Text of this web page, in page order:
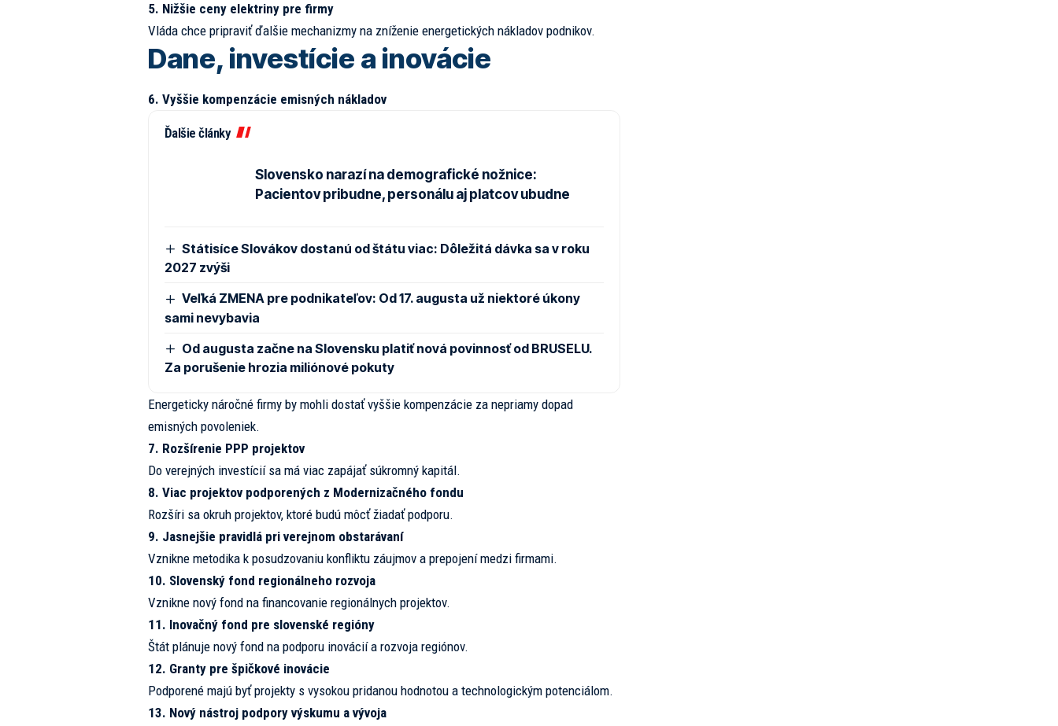
5. Nižšie ceny elektriny pre firmy
Vláda chce pripraviť ďalšie mechanizmy na zníženie energetických nákladov podnikov.
Dane, investície a inovácie
6. Vyššie kompenzácie emisných nákladov
Ďalšie články
Slovensko narazí na demografické nožnice:
Pacientov pribudne, personálu aj platcov ubudne
Státisíce Slovákov dostanú od štátu viac: Dôležitá dávka sa v roku
2027 zvýši
Veľká ZMENA pre podnikateľov: Od 17. augusta už niektoré úkony
sami nevybavia
Od augusta začne na Slovensku platiť nová povinnosť od BRUSELU.
Za porušenie hrozia miliónové pokuty
Energeticky náročné firmy by mohli dostať vyššie kompenzácie za nepriamy dopad
emisných povoleniek.
7. Rozšírenie PPP projektov
Do verejných investícií sa má viac zapájať súkromný kapitál.
8. Viac projektov podporených z Modernizačného fondu
Rozšíri sa okruh projektov, ktoré budú môcť žiadať podporu.
9. Jasnejšie pravidlá pri verejnom obstarávaní
Vznikne metodika k posudzovaniu konfliktu záujmov a prepojení medzi firmami.
10. Slovenský fond regionálneho rozvoja
Vznikne nový fond na financovanie regionálnych projektov.
11. Inovačný fond pre slovenské regióny
Štát plánuje nový fond na podporu inovácií a rozvoja regiónov.
12. Granty pre špičkové inovácie
Podporené majú byť projekty s vysokou pridanou hodnotou a technologickým potenciálom.
13. Nový nástroj podpory výskumu a vývoja